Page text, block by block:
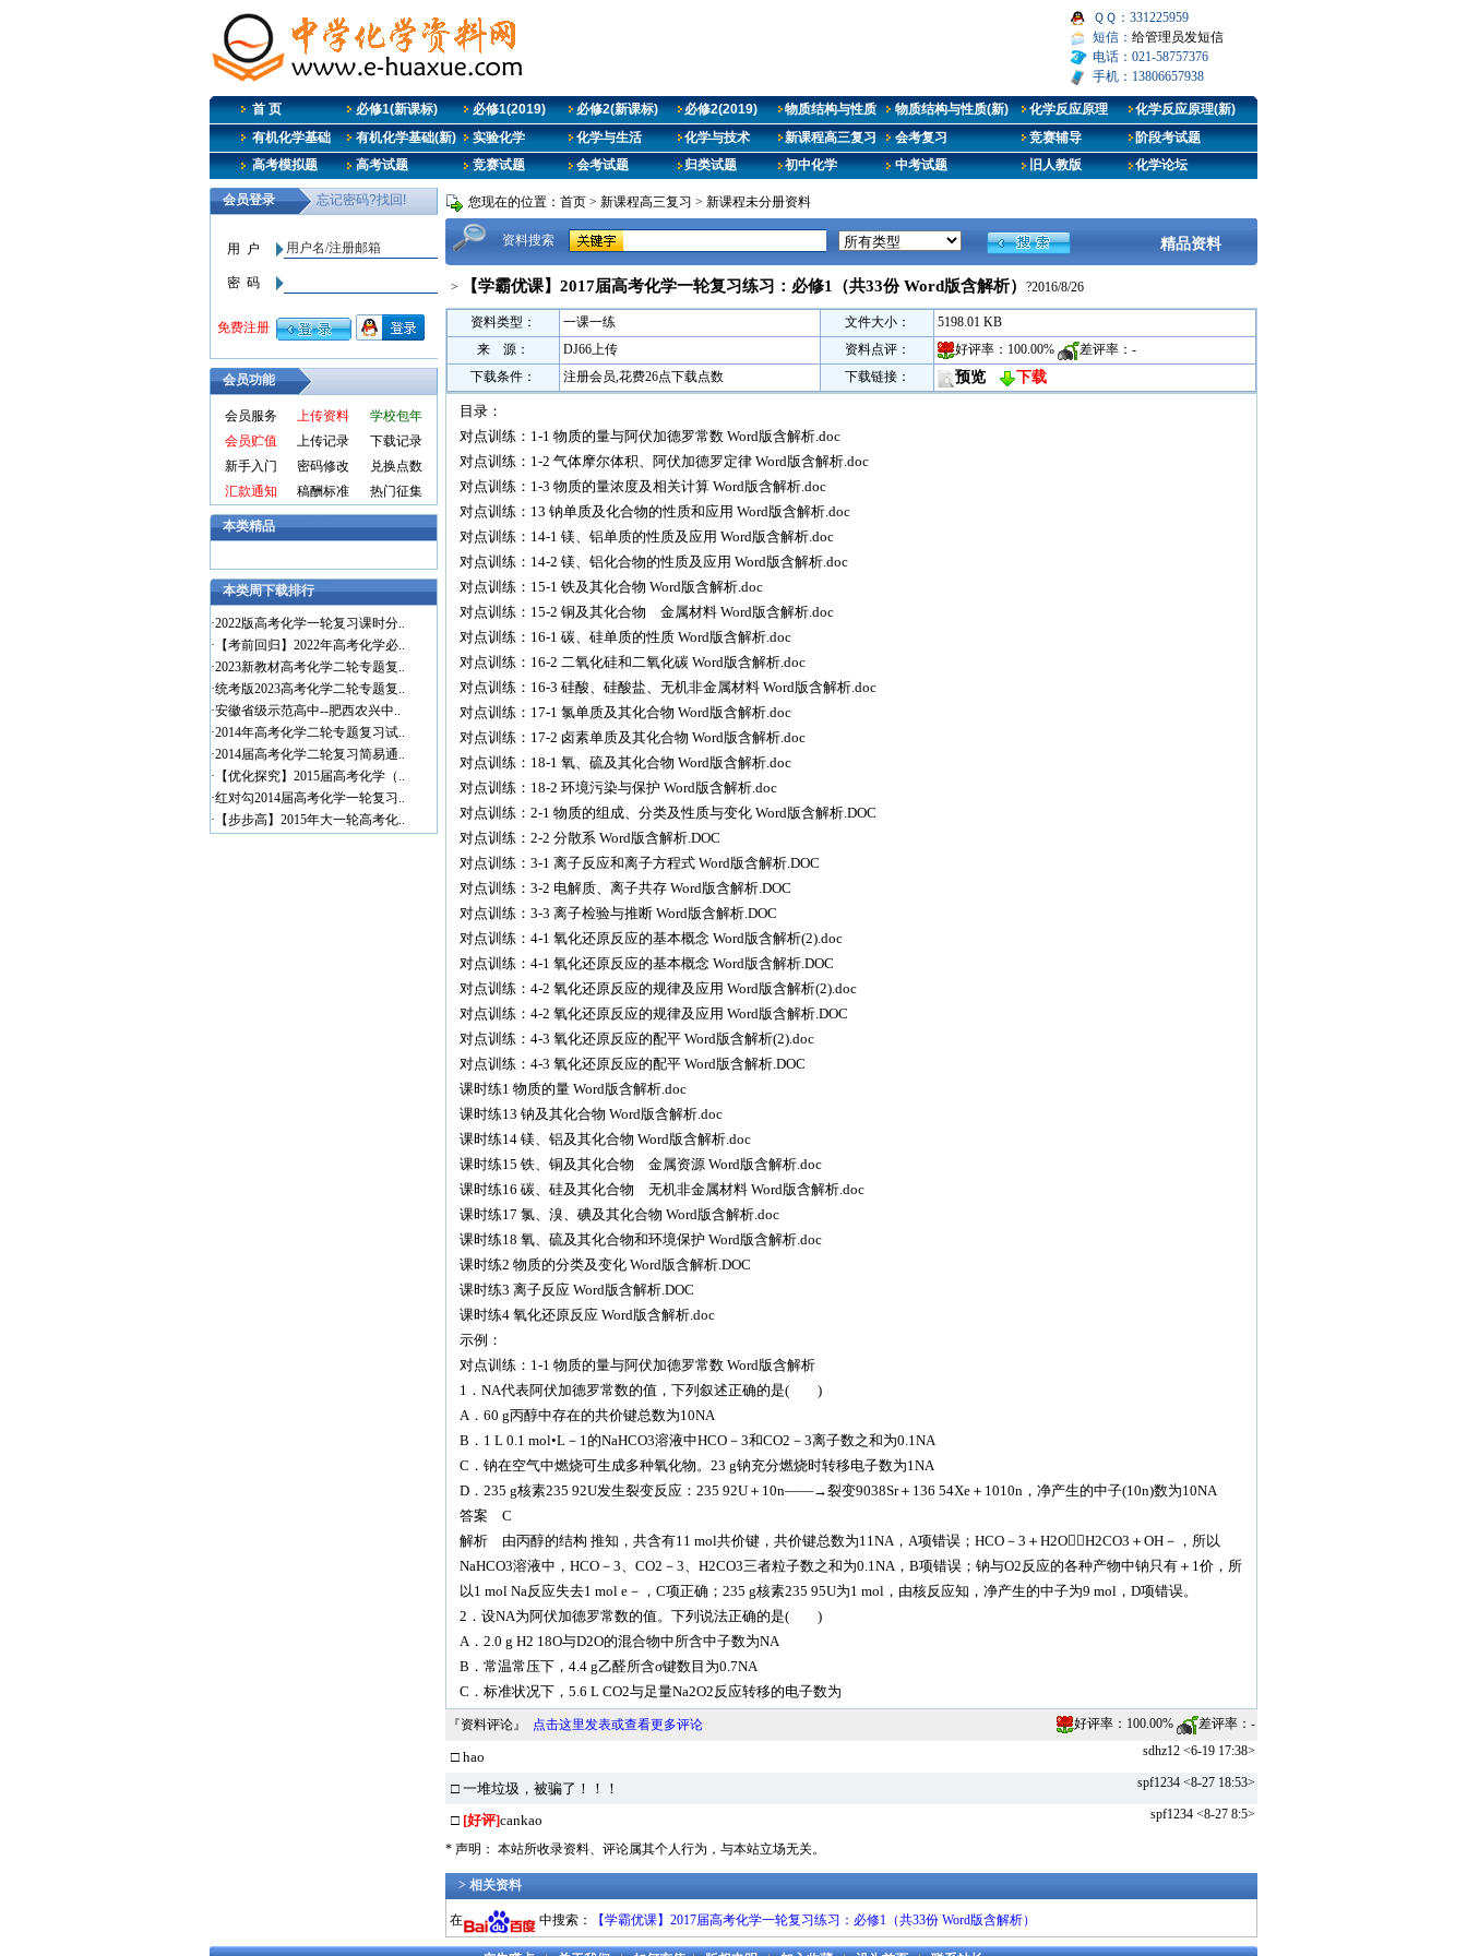
ＱＱ：331225959
短信： 给管理员发短信
电话：021-58757376
手机：13806657938
首 页 必修1(新课标) 必修1(2019) 必修2(新课标) 必修2(2019) 物质结构与性质 物质结构与性质(新) 化学反应原理
化学反应原理(新)
有机化学基础
有机化学基础(新) 实验化学 化学与生活 化学与技术 新课程高三复习 会考复习 竞赛辅导
阶段考试题
高考模拟题
高考试题 竞赛试题 会考试题 归类试题 初中化学 中考试题 旧人教版 化学论坛
会员功能
会员服务 上传资料
学校包年
会员贮值
上传记录
下载记录
新手入门
密码修改
兑换点数
汇款通知
稿酬标准 热门征集
本类精品
本类周下载排行
·2022版高考化学一轮复习课时分..
· 【考前回归】2022年高考化学必..
·2023新教材高考化学二轮专题复..
·统考版2023高考化学二轮专题复..
·安徽省级示范高中--肥西农兴中..
·2014年高考化学二轮专题复习试..
·2014届高考化学二轮复习简易通..
· 【优化探究】2015届高考化学（..
·红对勾2014届高考化学一轮复习..
· 【步步高】2015年大一轮高考化..
您现在的位置： 首页 > 新课程高三复习 > 新课程未分册资料
资料搜索 精品资料
> 【学霸优课】2017届高考化学一轮复习练习：必修1（共33份 Word版含解析） ?2016/8/26
资料类型： 一课一练 文件大小：
5198.01 KB
来 源：
DJ66上传 资料点评： 好评率： 100.00% 差评率： -
下载条件：
注册会员,花费26点下载点数 下载链接： 预览 下载
目录：
对点训练：1-1 物质的量与阿伏加德罗常数 Word版含解析.doc
对点训练：1-2 气体摩尔体积、阿伏加德罗定律 Word版含解析.doc
对点训练：1-3 物质的量浓度及相关计算 Word版含解析.doc
对点训练：13 钠单质及化合物的性质和应用 Word版含解析.doc
对点训练：14-1 镁、铝单质的性质及应用 Word版含解析.doc
对点训练：14-2 镁、铝化合物的性质及应用 Word版含解析.doc
对点训练：15-1 铁及其化合物 Word版含解析.doc
对点训练：15-2 铜及其化合物 金属材料 Word版含解析.doc
对点训练：16-1 碳、硅单质的性质 Word版含解析.doc
对点训练：16-2 二氧化硅和二氧化碳 Word版含解析.doc
对点训练：16-3 硅酸、硅酸盐、无机非金属材料 Word版含解析.doc
对点训练：17-1 氯单质及其化合物 Word版含解析.doc
对点训练：17-2 卤素单质及其化合物 Word版含解析.doc
对点训练：18-1 氧、硫及其化合物 Word版含解析.doc
对点训练：18-2 环境污染与保护 Word版含解析.doc
对点训练：2-1 物质的组成、分类及性质与变化 Word版含解析.DOC
对点训练：2-2 分散系 Word版含解析.DOC
对点训练：3-1 离子反应和离子方程式 Word版含解析.DOC
对点训练：3-2 电解质、离子共存 Word版含解析.DOC
对点训练：3-3 离子检验与推断 Word版含解析.DOC
对点训练：4-1 氧化还原反应的基本概念 Word版含解析(2).doc
对点训练：4-1 氧化还原反应的基本概念 Word版含解析.DOC
对点训练：4-2 氧化还原反应的规律及应用 Word版含解析(2).doc
对点训练：4-2 氧化还原反应的规律及应用 Word版含解析.DOC
对点训练：4-3 氧化还原反应的配平 Word版含解析(2).doc
对点训练：4-3 氧化还原反应的配平 Word版含解析.DOC
课时练1 物质的量 Word版含解析.doc
课时练13 钠及其化合物 Word版含解析.doc
课时练14 镁、铝及其化合物 Word版含解析.doc
课时练15 铁、铜及其化合物 金属资源 Word版含解析.doc
课时练16 碳、硅及其化合物 无机非金属材料 Word版含解析.doc
课时练17 氯、溴、碘及其化合物 Word版含解析.doc
课时练18 氧、硫及其化合物和环境保护 Word版含解析.doc
课时练2 物质的分类及变化 Word版含解析.DOC
课时练3 离子反应 Word版含解析.DOC
课时练4 氧化还原反应 Word版含解析.doc
示例：
对点训练：1-1 物质的量与阿伏加德罗常数 Word版含解析
1．NA代表阿伏加德罗常数的值，下列叙述正确的是( )
A．60 g丙醇中存在的共价键总数为10NA
B．1 L 0.1 mol•L－1的NaHCO3溶液中HCO－3和CO2－3离子数之和为0.1NA
C．钠在空气中燃烧可生成多种氧化物。23 g钠充分燃烧时转移电子数为1NA
D．235 g核素235 92U发生裂变反应：235 92U＋10n――→裂变9038Sr＋136 54Xe＋1010n，净产生的中子(10n)数为10NA
答案 C
解析 由丙醇的结构 推知，共含有11 mol共价键，共价键总数为11NA，A项错误；HCO－3＋H2OH2CO3＋OH－，所以
NaHCO3溶液中，HCO－3、CO2－3、H2CO3三者粒子数之和为0.1NA，B项错误；钠与O2反应的各种产物中钠只有＋1价，所
以1 mol Na反应失去1 mol e－，C项正确；235 g核素235 95U为1 mol，由核反应知，净产生的中子为9 mol，D项错误。
2．设NA为阿伏加德罗常数的值。下列说法正确的是( )
A．2.0 g H2 18O与D2O的混合物中所含中子数为NA
B．常温常压下，4.4 g乙醛所含σ键数目为0.7NA
C．标准状况下，5.6 L CO2与足量Na2O2反应转移的电子数为
『资料评论』 点击这里发表或查看更多评论 好评率： 100.00% 差评率： -
□ hao sdhz12 <6-19 17:38>
□ 一堆垃圾，被骗了！！！ spf1234 <8-27 18:53>
□ [好评]cankao spf1234 <8-27 8:5>
* 声明： 本站所收录资料、评论属其个人行为，与本站立场无关。
> 相关资料
在 中搜索： 【学霸优课】2017届高考化学一轮复习练习：必修1（共33份 Word版含解析）